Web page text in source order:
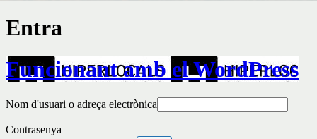
Entra
Funcionant amb el WordPress
Nom d'usuari o adreça electrònica
Contrasenya